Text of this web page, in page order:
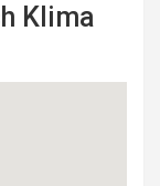
Klima